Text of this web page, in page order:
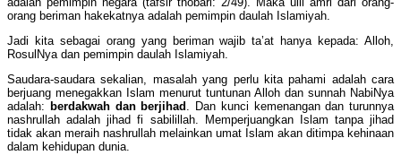
orang beriman hakekatnya adalah pemimpin daulah Islamiyah.
Jadi kita sebagai orang yang beriman wajib ta’at hanya kepada: Alloh,
RosulNya dan pemimpin daulah Islamiyah.
Saudara-saudara sekalian, masalah yang perlu kita pahami adalah cara
berjuang menegakkan Islam menurut tuntunan Alloh dan sunnah NabiNya
adalah: berdakwah dan berjihad . Dan kunci kemenangan dan turunnya
nashrullah adalah jihad fi sabilillah. Memperjuangkan Islam tanpa jihad
tidak akan meraih nashrullah melainkan umat Islam akan ditimpa kehinaan
dalam kehidupan dunia.